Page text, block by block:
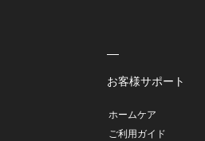
お客様サポート
ホームケア
ご利用ガイド